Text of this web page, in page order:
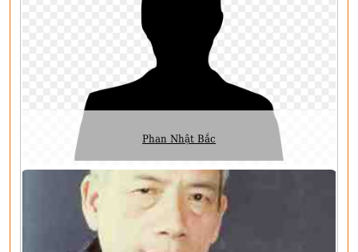
Phan Nhật Bắc